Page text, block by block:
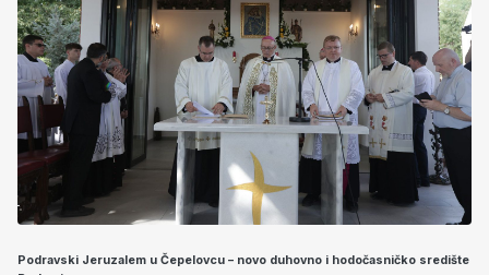
Podravski Jeruzalem u Čepelovcu – novo duhovno i hodočasničko središte